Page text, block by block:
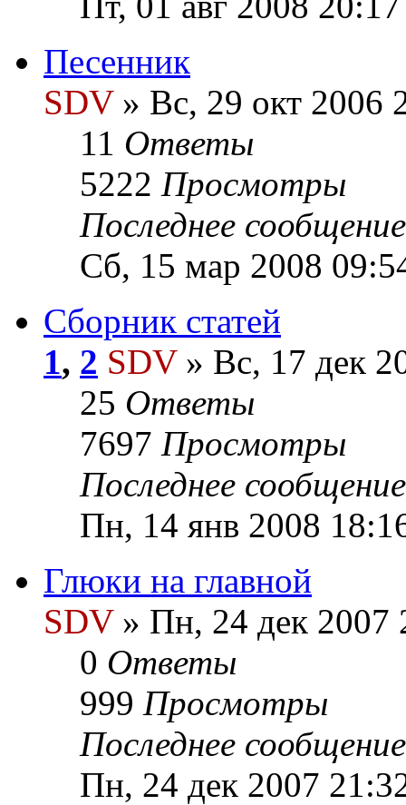
Песенник
SDV» Вс, 29 окт 2006
11 Ответы
5222 Просмотры
Последнее
Сб, 15 мар 2008
Сборник статей
1, 2 SDV» Вс, 17 дек
25 Ответы
7697 Просмотры
Последнее
Пн, 14 янв 2008
Глюки на главной
SDV» Пн, 24 дек 2007
0 Ответы
999 Просмотры
Последнее
Пн, 24 дек 2007